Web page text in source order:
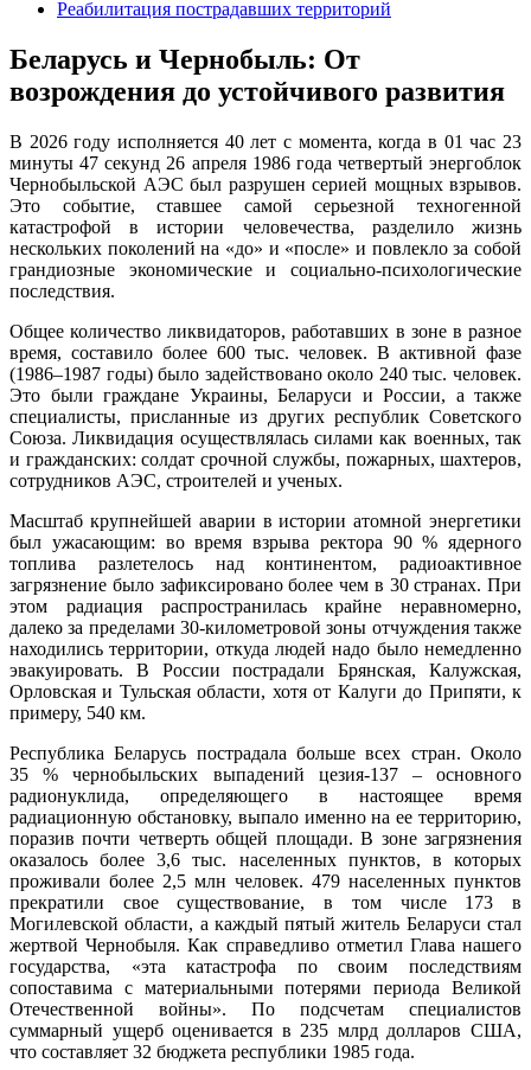
Реабилитация пострадавших территорий
Беларусь и Чернобыль: От
возрождения до устойчивого развития
В 2026 году исполняется 40 лет с момента, когда в 01 час 23
минуты 47 секунд 26 апреля 1986 года четвертый энергоблок
Чернобыльской АЭС был разрушен серией мощных взрывов.
Это событие, ставшее самой серьезной техногенной
катастрофой в истории человечества, разделило жизнь
нескольких поколений на «до» и «после» и повлекло за собой
грандиозные экономические и социально-психологические
последствия.
Общее количество ликвидаторов, работавших в зоне в разное
время, составило более 600 тыс. человек. В активной фазе
(1986–1987 годы) было задействовано около 240 тыс. человек.
Это были граждане Украины, Беларуси и России, а также
специалисты, присланные из других республик Советского
Союза. Ликвидация осуществлялась силами как военных, так
и гражданских: солдат срочной службы, пожарных, шахтеров,
сотрудников АЭС, строителей и ученых.
Масштаб крупнейшей аварии в истории атомной энергетики
был ужасающим: во время взрыва ректора 90 % ядерного
топлива разлетелось над континентом, радиоактивное
загрязнение было зафиксировано более чем в 30 странах. При
этом радиация распространилась крайне неравномерно,
далеко за пределами 30-километровой зоны отчуждения также
находились территории, откуда людей надо было немедленно
эвакуировать. В России пострадали Брянская, Калужская,
Орловская и Тульская области, хотя от Калуги до Припяти, к
примеру, 540 км.
Республика Беларусь пострадала больше всех стран. Около
35 % чернобыльских выпадений цезия-137 – основного
радионуклида, определяющего в настоящее время
радиационную обстановку, выпало именно на ее территорию,
поразив почти четверть общей площади. В зоне загрязнения
оказалось более 3,6 тыс. населенных пунктов, в которых
проживали более 2,5 млн человек. 479 населенных пунктов
прекратили свое существование, в том числе 173 в
Могилевской области, а каждый пятый житель Беларуси стал
жертвой Чернобыля. Как справедливо отметил Глава нашего
государства, «эта катастрофа по своим последствиям
сопоставима с материальными потерями периода Великой
Отечественной войны». По подсчетам специалистов
суммарный ущерб оценивается в 235 млрд долларов США,
что составляет 32 бюджета республики 1985 года.